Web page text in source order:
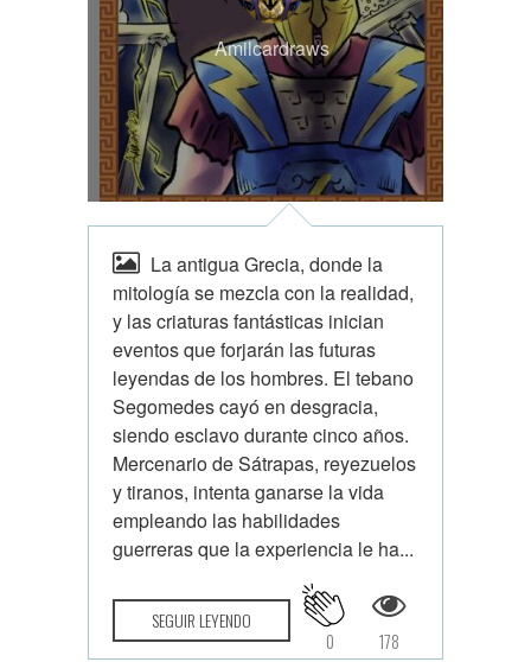
Amilcardraws
La antigua Grecia, donde la
mitología se mezcla con la realidad,
y las criaturas fantásticas inician
eventos que forjarán las futuras
leyendas de los hombres. El tebano
Segomedes cayó en desgracia,
siendo esclavo durante cinco años.
Mercenario de Sátrapas, reyezuelos
y tiranos, intenta ganarse la vida
empleando las habilidades
guerreras que la experiencia le ha...
SEGUIR LEYENDO
178
0